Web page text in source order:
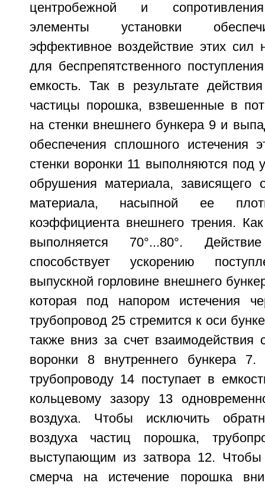
центробежной и
элементы установки
эффективное воздействие этих сил
для беспрепятственного
емкость. Так в результате
частицы порошка, взвешенные в
на стенки внешнего бункера 9 и
обеспечения сплошного истечения
стенки воронки 11 выполняются под
обрушения материала, зависящего
материала, насыпной ее
коэффициента внешнего трения.
выполняется 70°...80°.
способствует ускорению
выпускной горловине внешнего
которая под напором истечения
трубопровод 25 стремится к оси
также вниз за счет взаимодействия
воронки 8 внутреннего бункера
трубопроводу 14 поступает в
кольцевому зазору 13
воздуха. Чтобы исключить
воздуха частиц порошка,
выступающим из затвора 12. Чтобы
смерча на истечение порошка